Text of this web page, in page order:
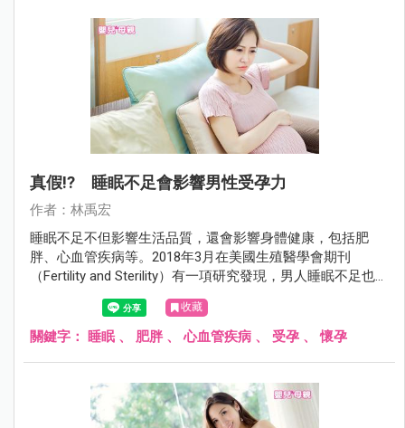
真假!? 睡眠不足會影響男性受孕力
作者：林禹宏
睡眠不足不但影響生活品質，還會影響身體健康，包括肥
胖、心血管疾病等。2018年3月在美國生殖醫學會期刊
（Fertility and Sterility）有一項研究發現，男人睡眠不足也會
影響受孕能力。
收藏
關鍵字： 睡眠、 肥胖、心血管疾病 、 受孕 、懷孕